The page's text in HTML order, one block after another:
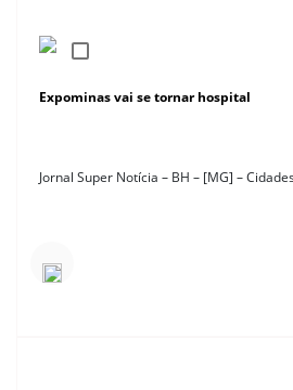
Expominas vai se tornar hospital
Jornal Super Notícia – BH – [MG] –